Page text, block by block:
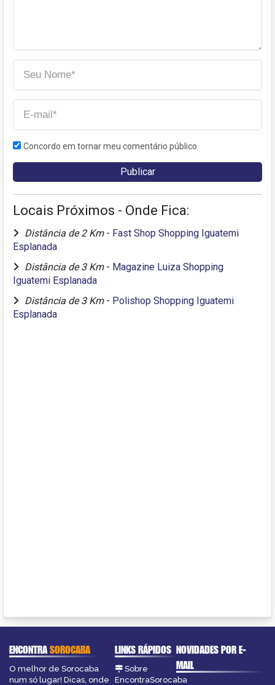
Concordo em tornar meu comentário público
Locais Próximos - Onde Fica:
Distância de 2 Km - Fast Shop Shopping Iguatemi
Esplanada
Distância de 3 Km - Magazine Luiza Shopping
Iguatemi Esplanada
Distância de 3 Km - Polishop Shopping Iguatemi
Esplanada
ENCONTRASOROCABA
O melhor de Sorocaba
num só lugar! Dicas, onde
LINKS RÁPIDOS
Sobre
EncontraSorocaba
NOVIDADES POR E-
MAIL